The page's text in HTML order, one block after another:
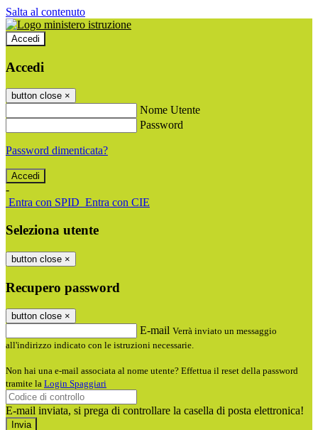
Salta al contenuto
Accedi
Accedi
button close ×
Nome Utente
Password
Password dimenticata?
-
Entra con SPID Entra con CIE
Seleziona utente
button close ×
Recupero password
button close ×
E-mail Verrà inviato un messaggio
all'indirizzo indicato con le istruzioni necessarie.
Non hai una e-mail associata al nome utente? Effettua il reset della password
tramite la Login Spaggiari
E-mail inviata, si prega di controllare la casella di posta elettronica!